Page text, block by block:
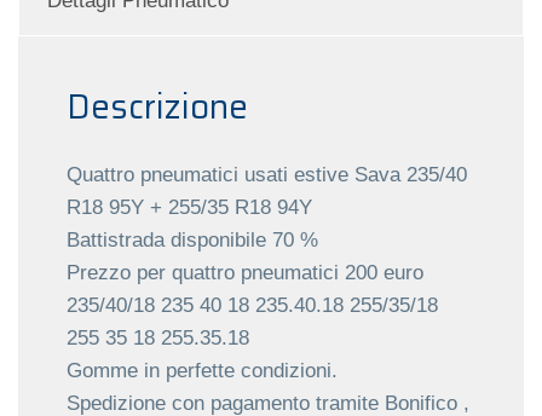
Descrizione
Quattro pneumatici usati estive Sava 235/40
R18 95Y + 255/35 R18 94Y
Battistrada disponibile 70 %
Prezzo per quattro pneumatici 200 euro
235/40/18 235 40 18 235.40.18 255/35/18
255 35 18 255.35.18
Gomme in perfette condizioni.
Spedizione con pagamento tramite Bonifico ,